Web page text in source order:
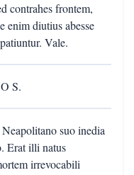
contrahes frontem,
enim diutius abesse
Vale.
S.
suo inedia
Erat illi natus
irrevocabili